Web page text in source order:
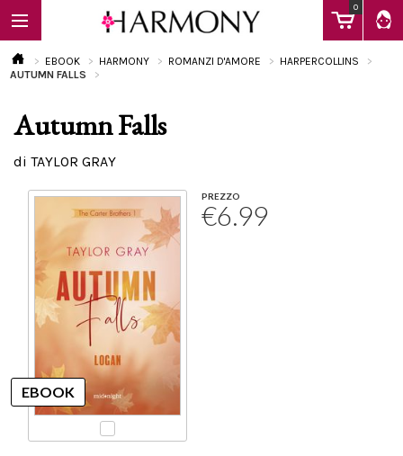
0
EBOOK
Calendario
EBOOK HARMONY ROMANZI D'AMORE
HARPERCOLLINS
AUTUMN FALLS
Autumn Falls
di TAYLOR GRAY
PREZZO
€6.99